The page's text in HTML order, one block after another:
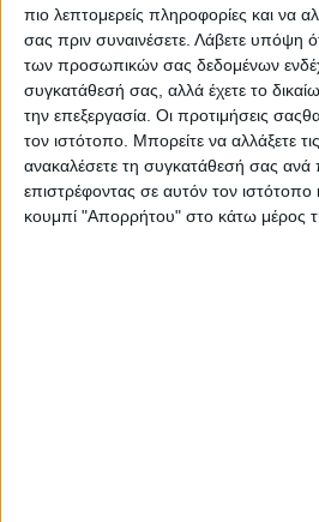
πιο λεπτομερείς πληροφορίες και να
σας πριν συναινέσετε. Λάβετε υπόψη
των προσωπικών σας δεδομένων
συγκατάθεσή σας, αλλά έχετε το
την επεξεργασία. Οι προτιμήσεις
τον ιστότοπο. Μπορείτε να αλλάξετε
ανακαλέσετε τη συγκατάθεσή σας ανά
επιστρέφοντας σε αυτόν τον ιστότοπο
κουμπί "Απορρήτου" στο κάτω μέρος